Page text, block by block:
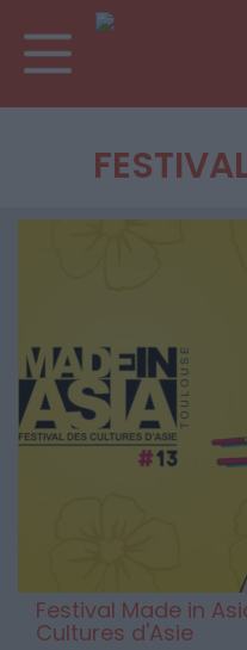
Festival Made in
Cultures d'Asie